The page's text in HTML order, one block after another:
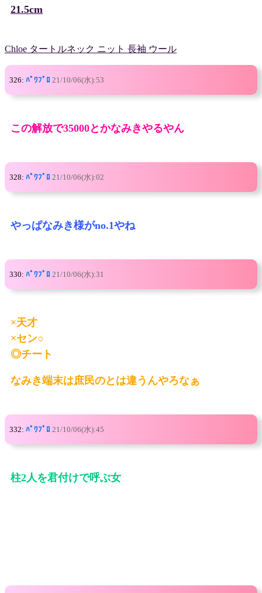
21.5cm
Chloe タートルネック ニット 長袖 ウール
326: ﾊﾟﾜﾌﾟﾛ 21/10/06(水):53
この解放で35000とかなみきやるやん
328: ﾊﾟﾜﾌﾟﾛ 21/10/06(水):02
やっぱなみき様がno.1やね
330: ﾊﾟﾜﾌﾟﾛ 21/10/06(水):31
×天才
×セン○
◎チート
なみき端末は庶民のとは違うんやろなぁ
332: ﾊﾟﾜﾌﾟﾛ 21/10/06(水):45
柱2人を君付けで呼ぶ女